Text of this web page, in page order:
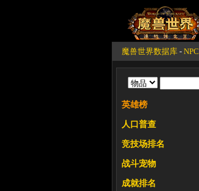
魔兽世界数据库 - NPC
英雄榜
人口普查
竞技场排名
战斗宠物
成就排名